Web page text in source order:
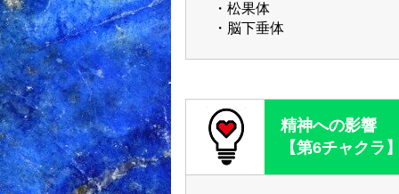
・松果体
・脳下垂体
精神への影響
【第6チャクラ